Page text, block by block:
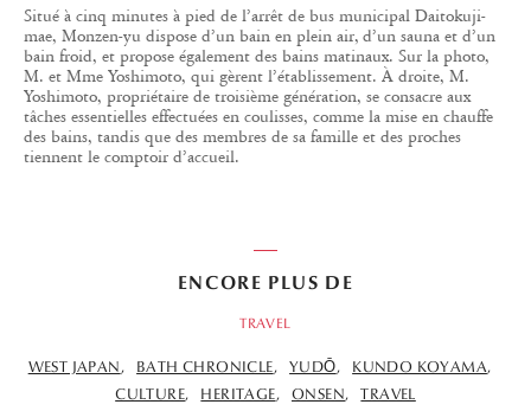
Situé à cinq minutes à pied de l’arrêt de bus municipal Daitokuji-
mae, Monzen-yu dispose d’un bain en plein air, d’un sauna et d’un
bain froid, et propose également des bains matinaux. Sur la photo,
M. et Mme Yoshimoto, qui gèrent l’établissement. À droite, M.
Yoshimoto, propriétaire de troisième génération, se consacre aux
tâches essentielles effectuées en coulisses, comme la mise en chauffe
des bains, tandis que des membres de sa famille et des proches
tiennent le comptoir d’accueil.
ENCORE PLUS DE
TRAVEL
WEST JAPAN BATH CHRONICLE YUDŌ
KUNDO KOYAMA
CULTURE
HERITAGE ONSEN TRAVEL